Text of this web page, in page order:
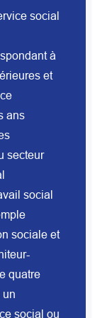
social
à
et
ans
secteur
social
sociale et
quatre
un
social ou